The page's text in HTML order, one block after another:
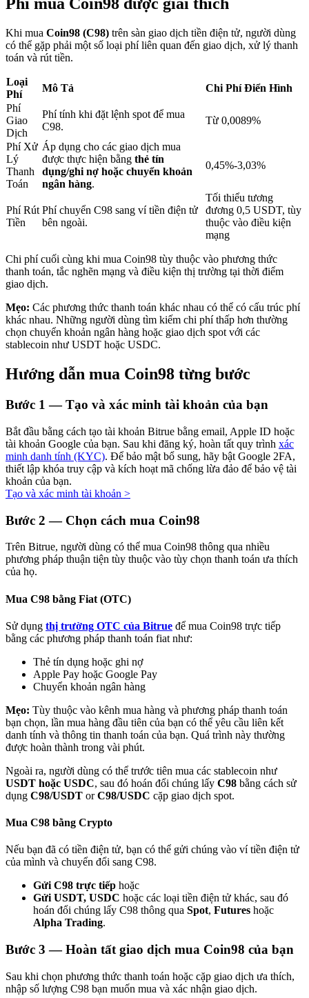
Khóa BTR
Khoản vay
Dịch vụ vay được hỗ trợ bằng tiền điện tử
Đầu tư cố định và quản lý tài chính
Tìm hiểu về kiếm thu nhập thụ động
Lên đến 65% hoa hồng!
Phí mua Coin98 được giải thích
Khi mua Coin98 (C98) trên sàn giao dịch tiền điện tử, người dùng
có thể gặp phải một số loại phí liên quan đến giao dịch, xử lý thanh
toán và rút tiền.
Loại
Phí
Mô Tả
Chi Phí Điển Hình
Phí
Giao
Dịch
Phí tính khi đặt lệnh spot để mua
C98.
Từ 0,0089%
Phí Xử
Lý
Thanh
Toán
Áp dụng cho các giao dịch mua
được thực hiện bằng thẻ tín
dụng/ghi nợ hoặc chuyển khoản
ngân hàng.
0,45%-3,03%
Phí Rút
Tiền
Phí chuyển C98 sang ví tiền điện tử
bên ngoài.
Tối thiểu tương
đương 0,5 USDT, tùy
thuộc vào điều kiện
mạng
Chi phí cuối cùng khi mua Coin98 tùy thuộc vào phương thức
thanh toán, tắc nghẽn mạng và điều kiện thị trường tại thời điểm
giao dịch.
Mẹo: Các phương thức thanh toán khác nhau có thể có cấu trúc phí
khác nhau. Những người dùng tìm kiếm chi phí thấp hơn thường
chọn chuyển khoản ngân hàng hoặc giao dịch spot với các
stablecoin như USDT hoặc USDC.
Hướng dẫn mua Coin98 từng bước
Bước 1 —Tạo và xác minh tài khoản của bạn
Bắt đầu bằng cách tạo tài khoản Bitrue bằng email, Apple ID hoặc
tài khoản Google của bạn. Sau khi đăng ký, hoàn tất quy trình xác
minh danh tính (KYC). Để bảo mật bổ sung, hãy bật Google 2FA,
thiết lập khóa truy cập và kích hoạt mã chống lừa đảo để bảo vệ tài
khoản của bạn.
Tạo và xác minh tài khoản >
Bước 2 — Chọn cách mua Coin98
Trên Bitrue, người dùng có thể mua Coin98 thông qua nhiều
phương pháp thuận tiện tùy thuộc vào tùy chọn thanh toán ưa thích
của họ.
Mua C98 bằng Fiat (OTC)
Sử dụng thị trường OTC của Bitrue để mua Coin98 trực tiếp
bằng các phương pháp thanh toán fiat như:
Thẻ tín dụng hoặc ghi nợ
Apple Pay hoặc Google Pay
Chuyển khoản ngân hàng
Mẹo: Tùy thuộc vào kênh mua hàng và phương pháp thanh toán
bạn chọn, lần mua hàng đầu tiên của bạn có thể yêu cầu liên kết
danh tính và thông tin thanh toán của bạn. Quá trình này thường
được hoàn thành trong vài phút.
Ngoài ra, người dùng có thể trước tiên mua các stablecoin như
USDT hoặc USDC, sau đó hoán đổi chúng lấy C98 bằng cách sử
dụng C98/USDT orC98/USDC cặp giao dịch spot.
Mua C98 bằng Crypto
Nếu bạn đã có tiền điện tử, bạn có thể gửi chúng vào ví tiền điện tử
của mình và chuyển đổi sang C98.
Gửi C98 trực tiếp hoặc
Gửi USDT, USDC hoặc các loại tiền điện tử khác, sau đó
hoán đổi chúng lấy C98 thông qua Spot, Futures hoặc
Alpha Trading.
Bước 3 —Hoàn tất giao dịch mua Coin98 của bạn
Sau khi chọn phương thức thanh toán hoặc cặp giao dịch ưa thích,
nhập số lượng C98 bạn muốn mua và xác nhận giao dịch.